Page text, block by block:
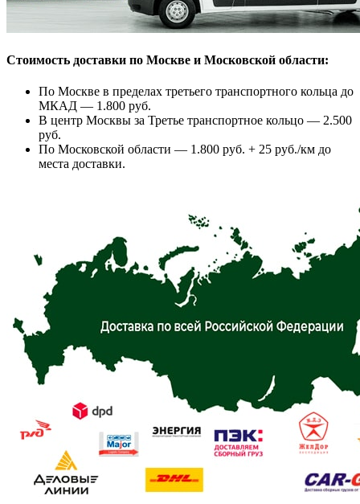
Стоимость доставки по Москве и Московской области:
По Москве в пределах третьего транспортного кольца до
МКАД — 1.800 руб.
В центр Москвы за Третье транспортное кольцо — 2.500
руб.
По Московской области — 1.800 руб. + 25 руб./км до
места доставки.